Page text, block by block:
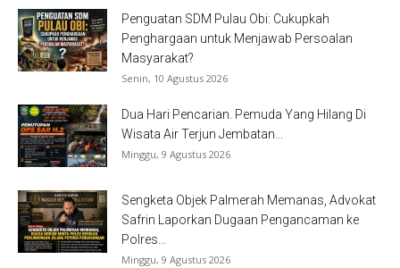
Penguatan SDM Pulau Obi: Cukupkah
Penghargaan untuk Menjawab Persoalan
Masyarakat?
Senin, 10 Agustus 2026
Dua Hari Pencarian. Pemuda Yang Hilang Di
Wisata Air Terjun Jembatan...
Minggu, 9 Agustus 2026
Sengketa Objek Palmerah Memanas, Advokat
Safrin Laporkan Dugaan Pengancaman ke
Polres...
Minggu, 9 Agustus 2026